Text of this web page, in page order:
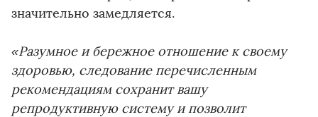
значительно замедляется.
«Разумное и бережное отношение к своему
здоровью, следование перечисленным
рекомендациям сохранит вашу
репродуктивную систему и позволит